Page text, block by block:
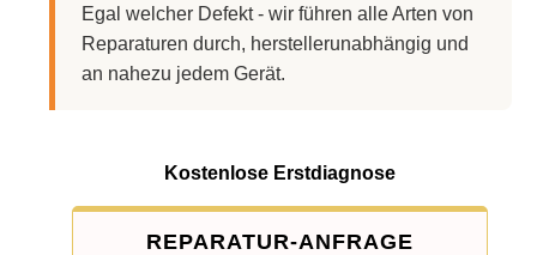
Egal welcher Defekt - wir führen alle Arten von
Reparaturen durch, herstellerunabhängig und
an nahezu jedem Gerät.
Kostenlose Erstdiagnose
REPARATUR-ANFRAGE